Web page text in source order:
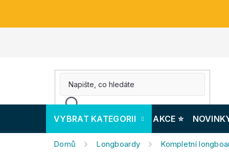
VYBRAT KATEGORII AKCE ⭐️
Domů Longboardy Kompletní